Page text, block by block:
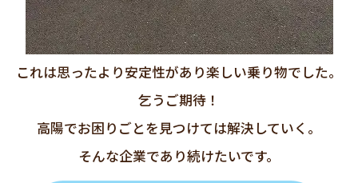
これは思ったより安定性があり楽しい乗り物でした。
乞うご期待！
高陽でお困りごとを見つけては解決していく。
そんな企業であり続けたいです。